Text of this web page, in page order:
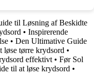
til Løsning af Beskidte
• Inspirerende
• Den Ultimative Guide
løse tørre krydsord •
effektivt • Før Sol
til at løse krydsord •